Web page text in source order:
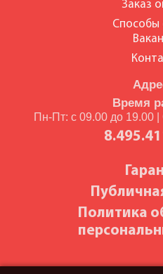
Время
Пн-Пт: с 09.00 до 19.00
Политика
Заказ
Способы